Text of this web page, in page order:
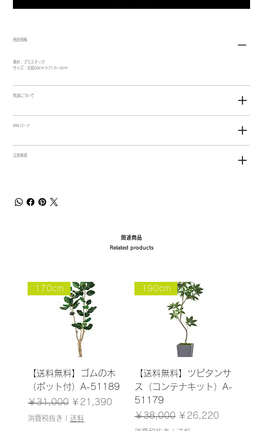
商品情報
素材：プラスチック
サイズ：全長50cm ﾘｰﾌ1.5～2cm
発送について
JANコード
注意事項
関連商品
Related products
170cm
【送料無料】ゴムの木
（ポット付）A-51189
通常価格
￥31,000 セール価格
￥21,390
消費税抜き 送料
190cm
【送料無料】ツピタンサ
ス（コンテナキット）A-
51179
通常価格
￥38,000 セール価格
￥26,220